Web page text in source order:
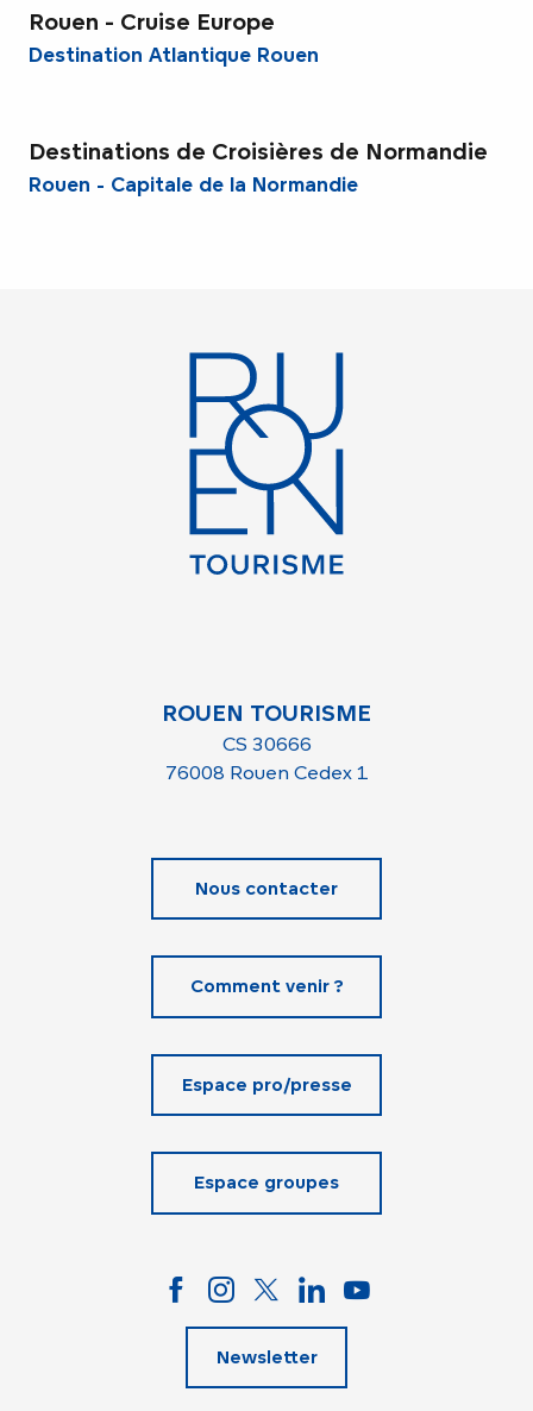
Rouen - Cruise Europe
Destination Atlantique Rouen
Destinations de Croisières de Normandie
Rouen - Capitale de la Normandie
ROUEN TOURISME
CS 30666
76008 Rouen Cedex 1
Nous contacter
Comment venir ?
Espace pro/presse
Espace groupes
Newsletter